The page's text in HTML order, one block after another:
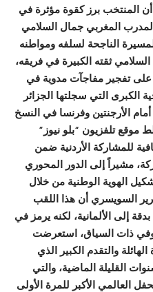
المنتخب برز كقوة مؤثرة في
المغربي جمال السلامي
الناجحة لسلفه ومواطنه
ثقته الكبيرة في فريقه،
على تفجير مفاجآت مدوية في
الكبرى التي سجلتها الجزائر
أمام الأرجنتين وفرنسا في النسخ
موقع تلفزيون “بلو نيوز”
للمشاركة الأردنية ضمن
مشيراً إلى الدور المحوري
الهوية الوطنية من خلال
السويسري أن هذا اللقب
إلى الألمانية، لكنه يرمز في
ذات السياق، استعرضت
والتقدم الكبير الذي
القليلة الماضية، والتي
العالمي الأكبر للمرة الأولى